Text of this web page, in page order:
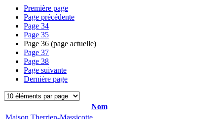
Première page
Page précédente
Page 34
Page 35
Page 36 (page actuelle)
Page 37
Page 38
Page suivante
Dernière page
Nom
Maison Therrien-Massicotte